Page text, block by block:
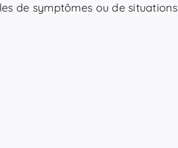
de symptômes ou de situations